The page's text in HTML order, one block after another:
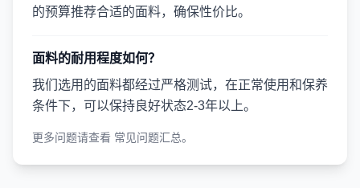
的预算推荐合适的面料，确保性价比。
面料的耐用程度如何？
我们选用的面料都经过严格测试，在正常使用和保养
条件下，可以保持良好状态2-3年以上。
更多问题请查看 常见问题汇总。